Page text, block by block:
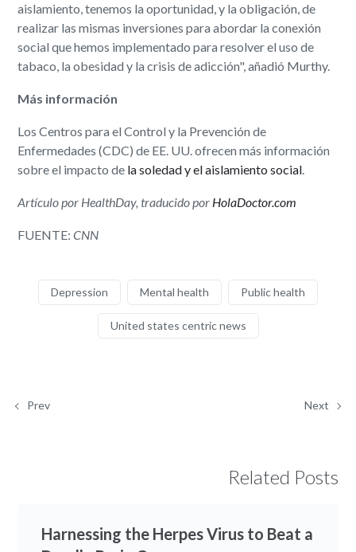
aislamiento, tenemos la oportunidad, y la obligación, de
realizar las mismas inversiones para abordar la conexión
social que hemos implementado para resolver el uso de
tabaco, la obesidad y la crisis de adicción", añadió Murthy.
Más información
Los Centros para el Control y la Prevención de
Enfermedades (CDC) de EE. UU. ofrecen más información
sobre el impacto de la soledad y el aislamiento social.
Artículo por HealthDay, traducido por HolaDoctor.com
FUENTE:CNN
Depression Mental health Public health
United states centric news
Prev Next
Related Posts
Harnessing the Herpes Virus to Beat a